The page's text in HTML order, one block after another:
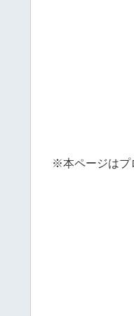
※本ページはプ